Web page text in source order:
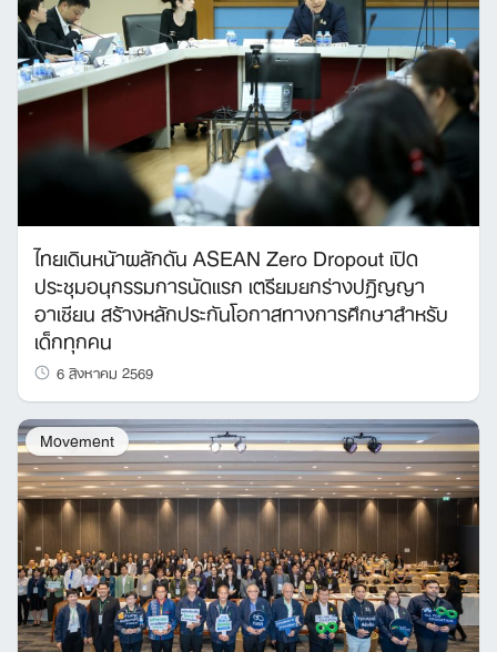
ไทยเดินหน้าผลักดัน ASEAN Zero Dropout เปิด
ประชุมอนุกรรมการนัดแรก เตรียมยกร่างปฏิญญา
อาเซียน สร้างหลักประกันโอกาสทางการศึกษาสำหรับ
เด็กทุกคน
6 สิงหาคม 2569
Movement